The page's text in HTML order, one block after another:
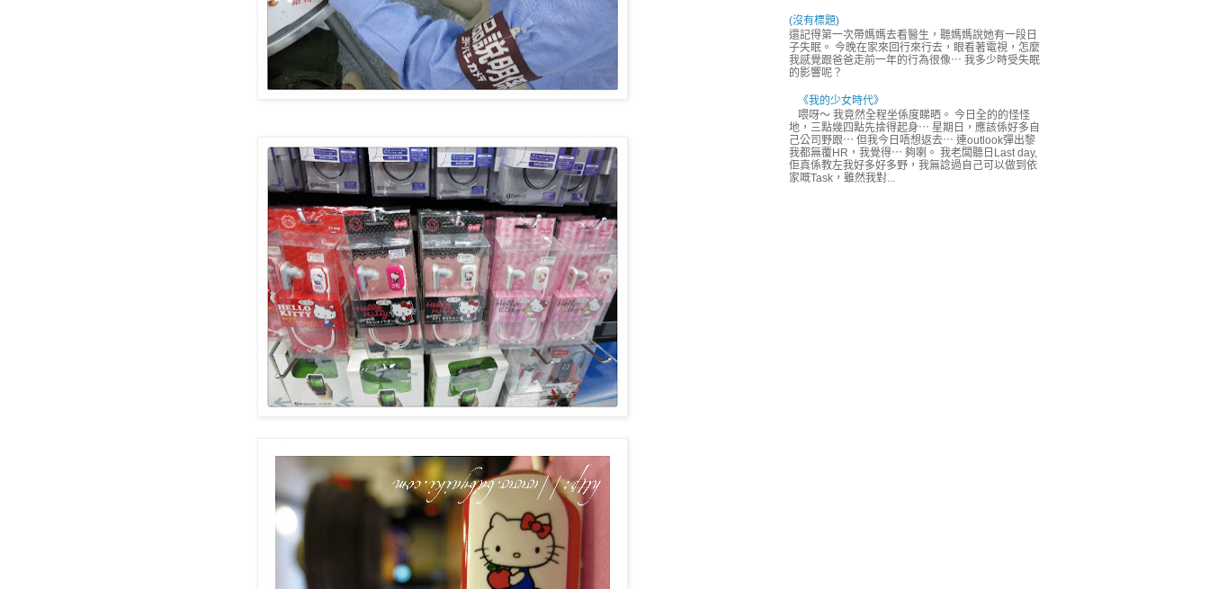
(沒有標題)
還記得第一次帶媽媽去看醫生，聽媽媽說她有一段日
子失眠。 今晚在家來回行來行去，眼看著電視，怎麼
我感覺跟爸爸走前一年的行為很像⋯ 我多少時受失眠
的影響呢？
《我的少女時代》
喂呀～ 我竟然全程坐係度睇晒。 今日全的的怪怪
地，三點幾四點先捨得起身⋯ 星期日，應該係好多自
己公司野跟⋯ 但我今日唔想返去⋯ 連outlook彈出黎
我都無覆HR，我覺得⋯ 夠喇。 我老闆聽日Last day,
佢真係教左我好多好多野，我無諗過自己可以做到依
家嘅Task，雖然我對...